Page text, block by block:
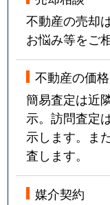
不動産の売却
お悩み等をご
不動産の価
簡易査定は近
示。訪問査定
示します。ま
査します。
媒介契約